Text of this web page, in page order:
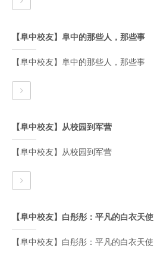
【阜中校友】阜中的那些人，那些事
【阜中校友】阜中的那些人，那些事
【阜中校友】从校园到军营
【阜中校友】从校园到军营
【阜中校友】白彤彤：平凡的白衣天使
【阜中校友】白彤彤：平凡的白衣天使